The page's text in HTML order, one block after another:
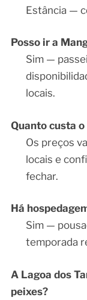
Estância —
Posso ir a
Sim —
locais.
Quanto custa
Os preços
locais e
fechar.
Há
Sim —
temporada
A Lagoa dos
peixes?